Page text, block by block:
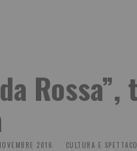
2016 CULTURA E